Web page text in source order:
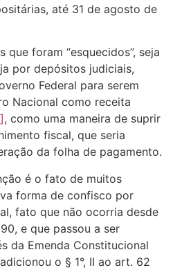
até 31 de agosto de
que foram “esquecidos”, seja
por depósitos judiciais,
Federal para serem
Nacional como receita
, como uma maneira de suprir
fiscal, que seria
da folha de pagamento.
é o fato de muitos
forma de confisco por
fato que não ocorria desde
e que passou a ser
da Emenda Constitucional
o § 1°, II ao art. 62